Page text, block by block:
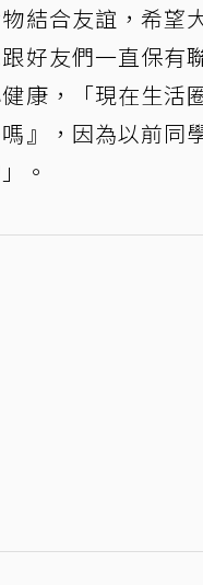
結合友誼，希望
好友們一直保有
康，「現在生活
』，因為以前同
。